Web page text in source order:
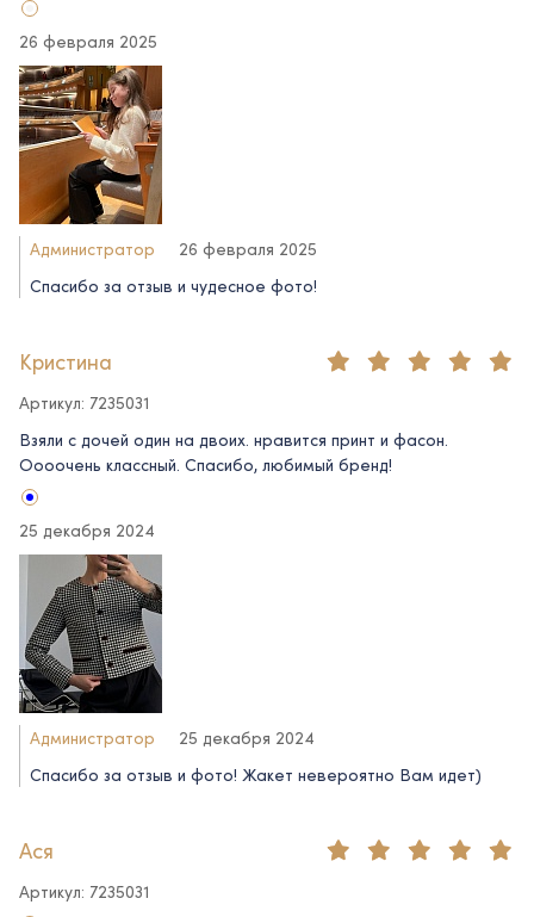
26 февраля 2025
Администратор
26 февраля 2025
Спасибо за отзыв и чудесное фото!
Кристина
Артикул: 7235031
Взяли с дочей один на двоих. нравится принт и фасон.
Оооочень классный. Спасибо, любимый бренд!
25 декабря 2024
Администратор
25 декабря 2024
Спасибо за отзыв и фото! Жакет невероятно Вам идет)
Ася
Артикул: 7235031